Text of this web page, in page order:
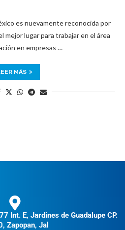
es nuevamente reconocida por
mejor lugar para trabajar en el área
en empresas …
MÁS
Int. E, Jardines de Guadalupe CP.
Zapopan, Jal